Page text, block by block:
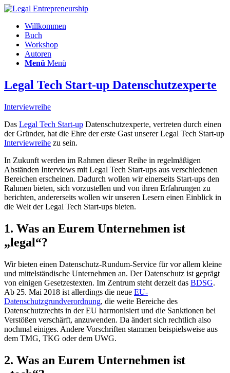
Willkommen
Buch
Workshop
Autoren
Menü Menü
Legal Tech Start-up Datenschutzexperte
Interviewreihe
Das Legal Tech Start-up Datenschutzexperte, vertreten durch einen
der Gründer, hat die Ehre der erste Gast unserer Legal Tech Start-up
Interviewreihe zu sein.
In Zukunft werden im Rahmen dieser Reihe in regelmäßigen
Abständen Interviews mit Legal Tech Start-ups aus verschiedenen
Bereichen erscheinen. Dadurch wollen wir einerseits Start-ups den
Rahmen bieten, sich vorzustellen und von ihren Erfahrungen zu
berichten, andererseits wollen wir unseren Lesern einen Einblick in
die Welt der Legal Tech Start-ups bieten.
1. Was an Eurem Unternehmen ist
„legal“?
Wir bieten einen Datenschutz-Rundum-Service für vor allem kleine
und mittelständische Unternehmen an. Der Datenschutz ist geprägt
von einigen Gesetzestexten. Im Zentrum steht derzeit das BDSG.
Ab 25. Mai 2018 ist allerdings die neue EU-
Datenschutzgrundverordnung, die weite Bereiche des
Datenschutzrechts in der EU harmonisiert und die Sanktionen bei
Verstößen verschärft, anzuwenden. Da ändert sich rechtlich also
nochmal einiges. Andere Vorschriften stammen beispielsweise aus
dem TMG, TKG oder dem UWG.
2. Was an Eurem Unternehmen ist